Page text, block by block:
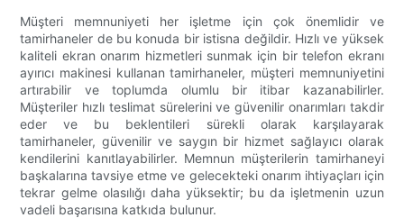
Müşteri memnuniyeti her işletme için çok önemlidir ve
tamirhaneler de bu konuda bir istisna değildir. Hızlı ve yüksek
kaliteli ekran onarım hizmetleri sunmak için bir telefon ekranı
ayırıcı makinesi kullanan tamirhaneler, müşteri memnuniyetini
artırabilir ve toplumda olumlu bir itibar kazanabilirler.
Müşteriler hızlı teslimat sürelerini ve güvenilir onarımları takdir
eder ve bu beklentileri sürekli olarak karşılayarak
tamirhaneler, güvenilir ve saygın bir hizmet sağlayıcı olarak
kendilerini kanıtlayabilirler. Memnun müşterilerin tamirhaneyi
başkalarına tavsiye etme ve gelecekteki onarım ihtiyaçları için
tekrar gelme olasılığı daha yüksektir; bu da işletmenin uzun
vadeli başarısına katkıda bulunur.